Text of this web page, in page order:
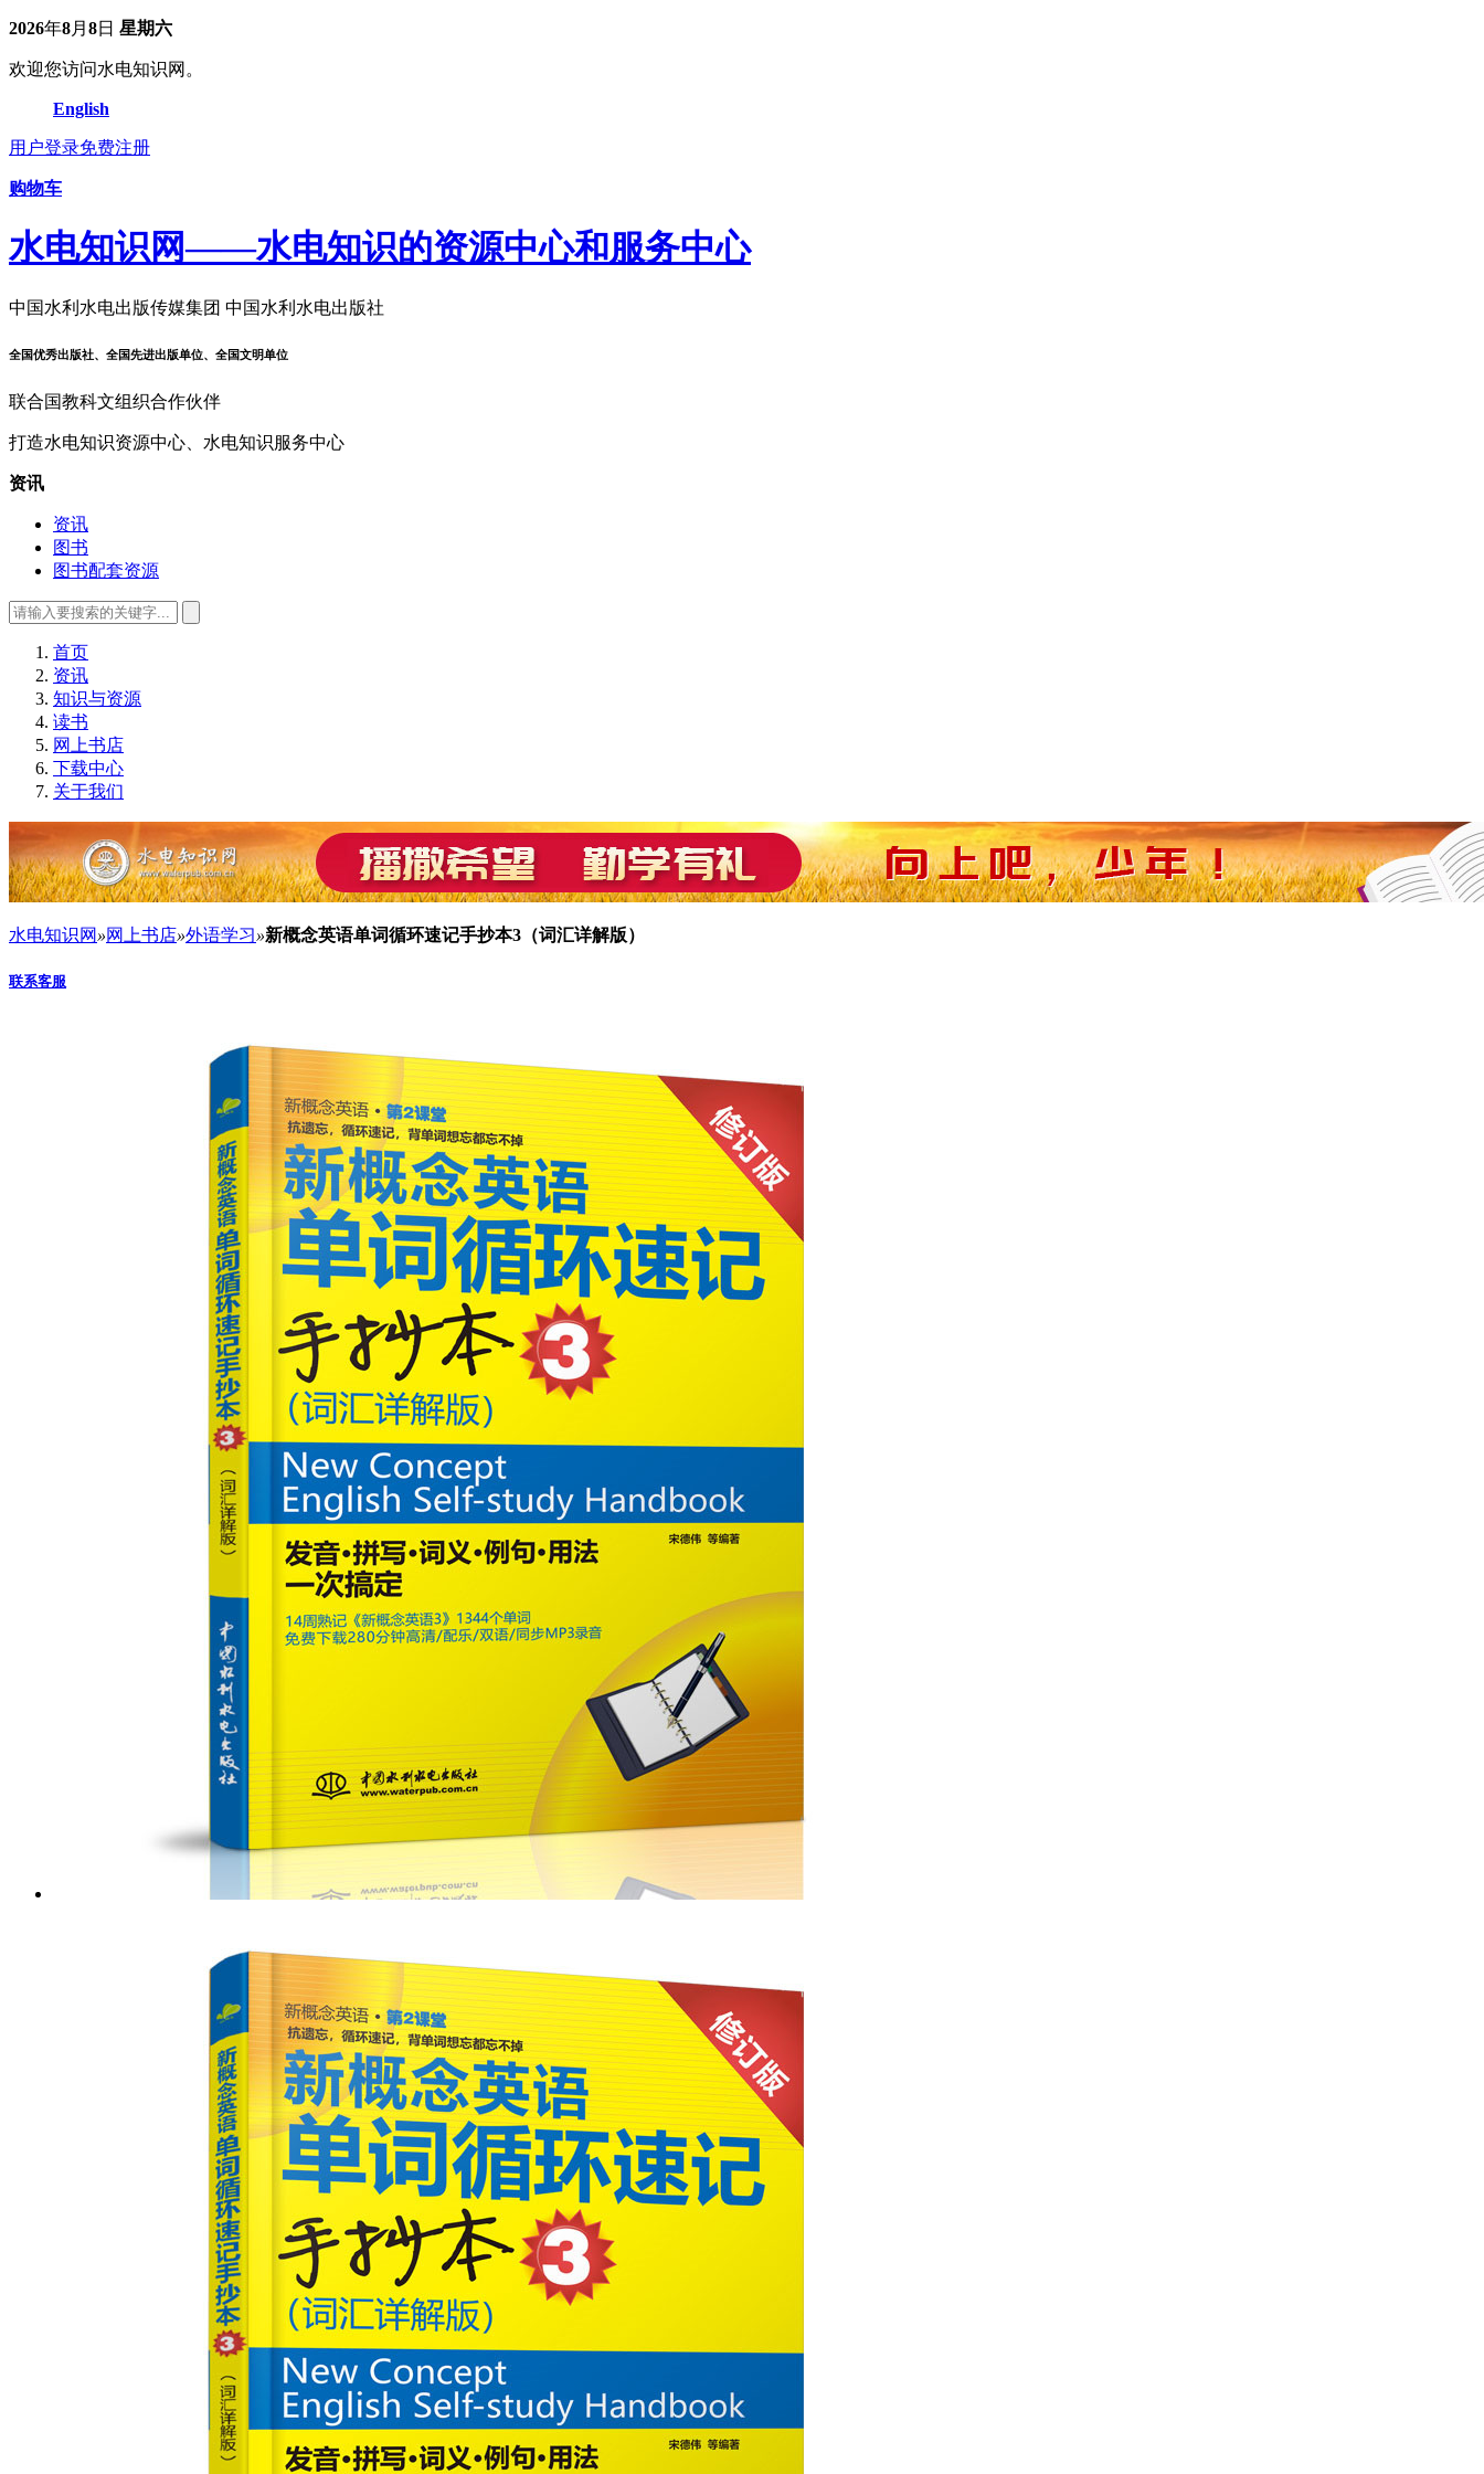
2026年8月 8日 星期六
欢迎您访问水电知识网。
English
用户登录免费注册
购物车
水电知识网——水电知识的资源中心和服务中心
中国水利水电出版传媒集团 中国水利水电出版社
全国优秀出版社、全国先进出版单位、全国文明单位
联合国教科文组织合作伙伴
打造水电知识资源中心、水电知识服务中心
资讯
资讯
图书
图书配套资源
首页
资讯
知识与资源
读书
网上书店
下载中心
关于我们
水电知识网 »网上书店»外语学习»新概念英语单词循环速记手抄本3（词汇详解版）
联系客服